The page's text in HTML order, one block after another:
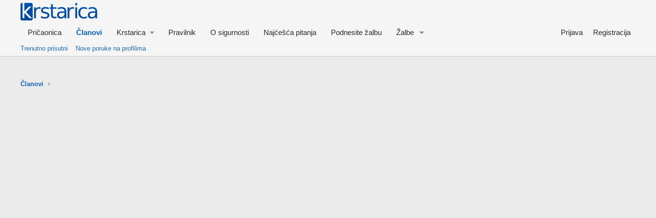
Pričaonica Članovi Krstarica Pravilnik O sigurnosti Najćešća pitanja Podnesite žalbu Žalbe Prijava Registracija
Trenutno prisutni Nove poruke na profilima
Članovi